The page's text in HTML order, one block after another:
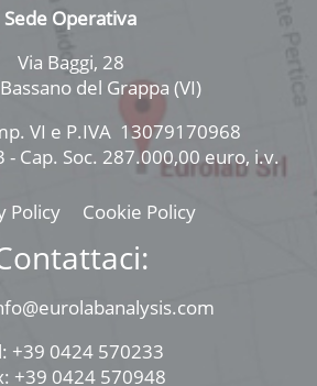
Sede Operativa
Via Baggi, 28
del Grappa (VI)
VI e P.IVA 13079170968
- Cap. Soc. 287.000,00 euro, i.v.
Policy Cookie Policy
+39 0424 570233
+39 0424 570948